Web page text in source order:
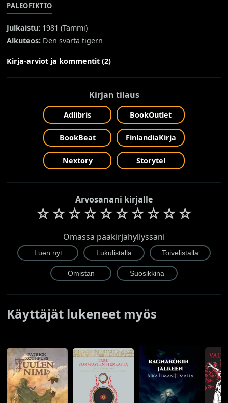
PALEOFIKTIO
Julkaistu: 1981 (Tammi)
Alkuteos: Den svarta tigern
Kirja-arviot ja kommentit (2)
Kirjan tilaus
Adlibris BookOutlet
BookBeat FinlandiaKirja
Nextory Storytel
Arvosanani kirjalle
☆☆☆☆☆☆☆☆☆☆
Omassa pääkirjahyllyssäni
Käyttäjät lukeneet myös